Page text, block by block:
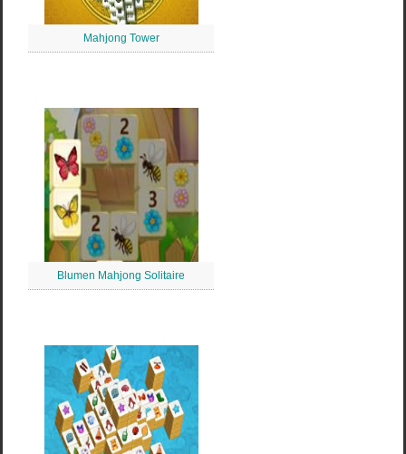
Mahjong Tower
Blumen Mahjong Solitaire